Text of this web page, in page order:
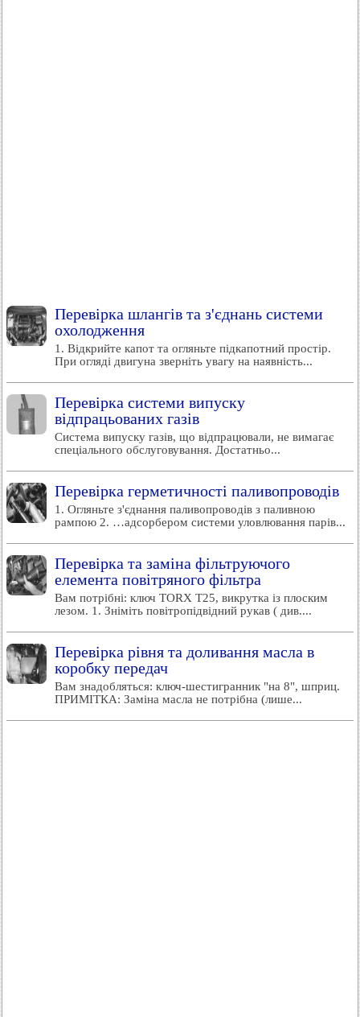
Перевірка шлангів та з'єднань системи
охолодження
1. Відкрийте капот та огляньте підкапотний простір.
При огляді двигуна зверніть увагу на наявність...
Перевірка системи випуску
відпрацьованих газів
Система випуску газів, що відпрацювали, не вимагає
спеціального обслуговування. Достатньо...
Перевірка герметичності паливопроводів
1. Огляньте з'єднання паливопроводів з паливною
рампою 2. …адсорбером системи уловлювання парів...
Перевірка та заміна фільтруючого
елемента повітряного фільтра
Вам потрібні: ключ TORX Т25, викрутка із плоским
лезом. 1. Зніміть повітропідвідний рукав ( див....
Перевірка рівня та доливання масла в
коробку передач
Вам знадобляться: ключ-шестигранник "на 8", шприц.
ПРИМІТКА: Заміна масла не потрібна (лише...